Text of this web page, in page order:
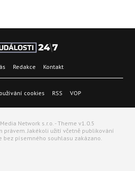
Redakce Kontakt
cookies RSS VOP
Network s.r.o. - Theme v1.0.5
právem. Jakékoli užití včetně publikování
bez písemného souhlasu zakázano.